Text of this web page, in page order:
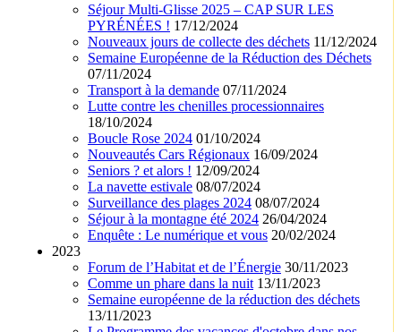
Séjour Multi-Glisse 2025 – CAP SUR LES
PYRÉNÉES ! 17/12/2024
Nouveaux jours de collecte des déchets 11/12/2024
Semaine Européenne de la Réduction des Déchets
07/11/2024
Transport à la demande 07/11/2024
Lutte contre les chenilles processionnaires
18/10/2024
Boucle Rose 2024 01/10/2024
Nouveautés Cars Régionaux 16/09/2024
Seniors ? et alors ! 12/09/2024
La navette estivale 08/07/2024
Surveillance des plages 2024 08/07/2024
Séjour à la montagne été 2024 26/04/2024
Enquête : Le numérique et vous 20/02/2024
2023
Forum de l’Habitat et de l’Énergie 30/11/2023
Comme un phare dans la nuit 13/11/2023
Semaine européenne de la réduction des déchets
13/11/2023